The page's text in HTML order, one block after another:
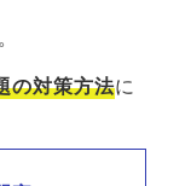
の対策方法に